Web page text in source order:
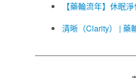
【藥輪流年】休眠
清晰（Clarity） | 藥